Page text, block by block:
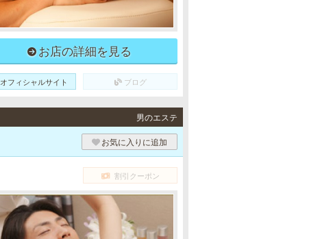
お店の詳細を見る
オフィシャルサイト ブログ
男のエステ
お気に入りに追加
割引クーポン